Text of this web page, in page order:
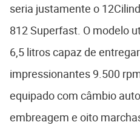
seria justamente o
812 Superfast. O modelo
6,5 litros capaz de
impressionantes 9.500
equipado com câmbio
embreagem e oito